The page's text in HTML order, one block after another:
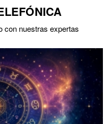
con nuestras expertas